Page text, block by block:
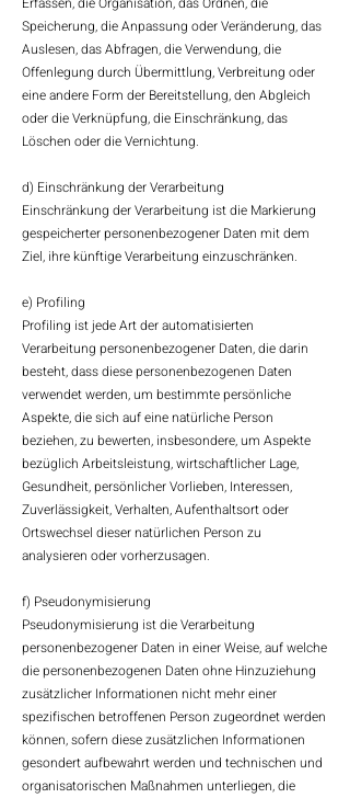
Speicherung, die Anpassung oder Veränderung, das
Auslesen, das Abfragen, die Verwendung, die
Offenlegung durch Übermittlung, Verbreitung oder
eine andere Form der Bereitstellung, den Abgleich
oder die Verknüpfung, die Einschränkung, das
Löschen oder die Vernichtung.
d) Einschränkung der Verarbeitung
Einschränkung der Verarbeitung ist die Markierung
gespeicherter personenbezogener Daten mit dem
Ziel, ihre künftige Verarbeitung einzuschränken.
e) Profiling
Profiling ist jede Art der automatisierten
Verarbeitung personenbezogener Daten, die darin
besteht, dass diese personenbezogenen Daten
verwendet werden, um bestimmte persönliche
Aspekte, die sich auf eine natürliche Person
beziehen, zu bewerten, insbesondere, um Aspekte
bezüglich Arbeitsleistung, wirtschaftlicher Lage,
Gesundheit, persönlicher Vorlieben, Interessen,
Zuverlässigkeit, Verhalten, Aufenthaltsort oder
Ortswechsel dieser natürlichen Person zu
analysieren oder vorherzusagen.
f) Pseudonymisierung
Pseudonymisierung ist die Verarbeitung
personenbezogener Daten in einer Weise, auf welche
die personenbezogenen Daten ohne Hinzuziehung
zusätzlicher Informationen nicht mehr einer
spezifischen betroffenen Person zugeordnet werden
können, sofern diese zusätzlichen Informationen
gesondert aufbewahrt werden und technischen und
organisatorischen Maßnahmen unterliegen, die